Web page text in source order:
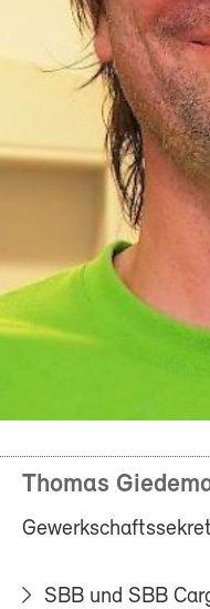
Thomas
SBB und SBB